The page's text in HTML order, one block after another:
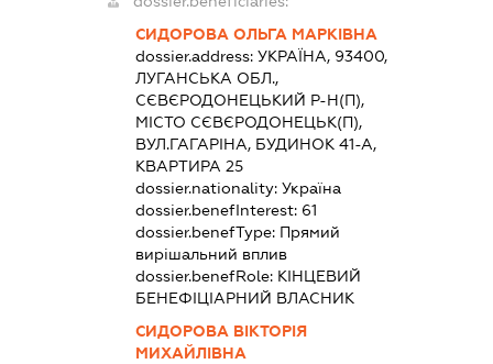
СИДОРОВА ОЛЬГА МАРКІВНА
dossier.address: УКРАЇНА, 93400,
ЛУГАНСЬКА ОБЛ.,
СЄВЄРОДОНЕЦЬКИЙ Р-Н(П),
МІСТО СЄВЄРОДОНЕЦЬК(П),
ВУЛ.ГАГАРІНА, БУДИНОК 41-А,
КВАРТИРА 25
dossier.nationality: Україна
dossier.benefInterest: 61
dossier.benefType: Прямий
вирішальний вплив
dossier.benefRole: КІНЦЕВИЙ
БЕНЕФІЦІАРНИЙ ВЛАСНИК
СИДОРОВА ВІКТОРІЯ
МИХАЙЛІВНА